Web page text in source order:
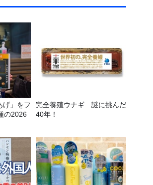
げ」をフ
の2026
完全養殖ウナギ 謎に挑んだ
40年！